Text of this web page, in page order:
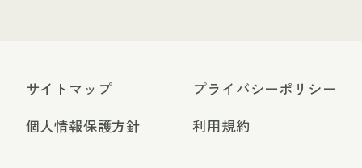
サイトマップ
個人情報保護方針
プライバシーポリシー
利用規約